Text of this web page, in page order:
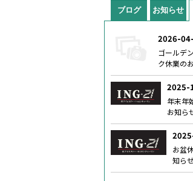
お知らせ
ブログ